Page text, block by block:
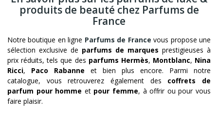
produits de beauté chez Parfums de
France
Notre boutique en ligne Parfums de France vous propose une
sélection exclusive de parfums de marques prestigieuses à
prix réduits, tels que des parfums Hermès, Montblanc, Nina
Ricci, Paco Rabanne et bien plus encore. Parmi notre
catalogue, vous retrouverez également des coffrets de
parfum pour homme et pour femme, à offrir ou pour vous
faire plaisir.